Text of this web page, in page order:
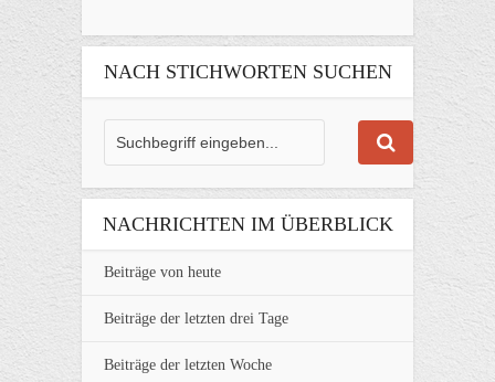
NACH STICHWORTEN SUCHEN
NACHRICHTEN IM ÜBERBLICK
Beiträge von heute
Beiträge der letzten drei Tage
Beiträge der letzten Woche